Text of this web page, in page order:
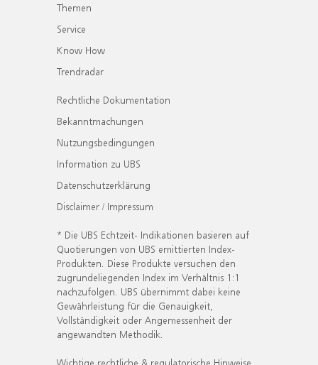
Themen
Service
Know How
Trendradar
Rechtliche Dokumentation
Bekanntmachungen
Nutzungsbedingungen
Information zu UBS
Datenschutzerklärung
Disclaimer / Impressum
* Die UBS Echtzeit- Indikationen basieren auf
Quotierungen von UBS emittierten Index-
Produkten. Diese Produkte versuchen den
zugrundeliegenden Index im Verhältnis 1:1
nachzufolgen. UBS übernimmt dabei keine
Gewährleistung für die Genauigkeit,
Vollständigkeit oder Angemessenheit der
angewandten Methodik.